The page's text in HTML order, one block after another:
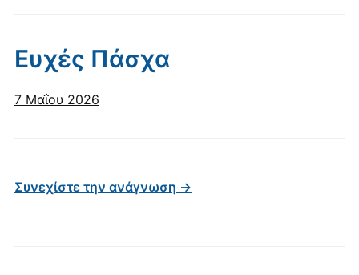
Ευχές Πάσχα
7 Μαΐου 2026
Συνεχίστε την ανάγνωση →